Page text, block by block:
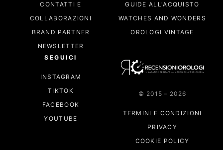
CONTATTI E
COLLABORAZIONI
BRAND PARTNER
NEWSLETTER
GUIDE ALL'ACQUISTO
WATCHES AND WONDERS
OROLOGI VINTAGE
SEGUICI
INSTAGRAM
TIKTOK
FACEBOOK
YOUTUBE
© 2015 – 2026
TERMINI E CONDIZIONI
PRIVACY
COOKIE POLICY